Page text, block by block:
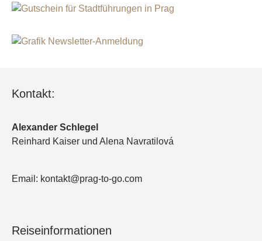
Kontakt:
Alexander Schlegel
Reinhard Kaiser und Alena Navratilová
Email: kontakt@prag-to-go.com
Reiseinformationen